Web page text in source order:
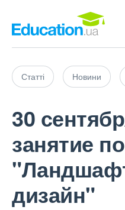
Статті Новини
30
занятие
дизайн"